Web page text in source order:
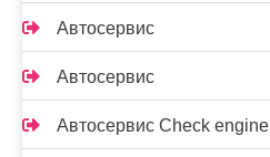
Автосервис
Автосервис
Автосервис Check engine